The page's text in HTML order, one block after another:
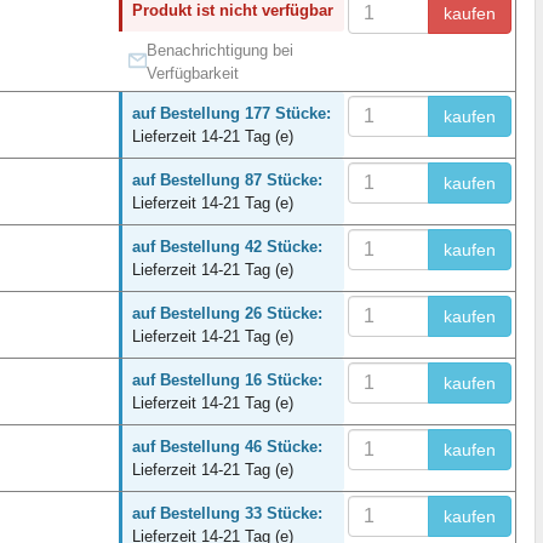
Produkt ist nicht verfügbar
Benachrichtigung bei
Verfügbarkeit
kaufen
auf Bestellung 177 Stücke:
Lieferzeit 14-21 Tag (e)
kaufen
auf Bestellung 87 Stücke:
Lieferzeit 14-21 Tag (e)
kaufen
auf Bestellung 42 Stücke:
Lieferzeit 14-21 Tag (e)
kaufen
auf Bestellung 26 Stücke:
Lieferzeit 14-21 Tag (e)
kaufen
auf Bestellung 16 Stücke:
Lieferzeit 14-21 Tag (e)
kaufen
auf Bestellung 46 Stücke:
Lieferzeit 14-21 Tag (e)
kaufen
auf Bestellung 33 Stücke:
Lieferzeit 14-21 Tag (e)
kaufen